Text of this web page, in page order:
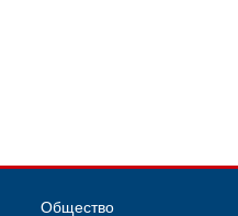
Общество